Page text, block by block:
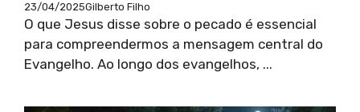
23/04/2025Gilberto Filho
O que Jesus disse sobre o pecado é essencial
para compreendermos a mensagem central do
Evangelho. Ao longo dos evangelhos, ...